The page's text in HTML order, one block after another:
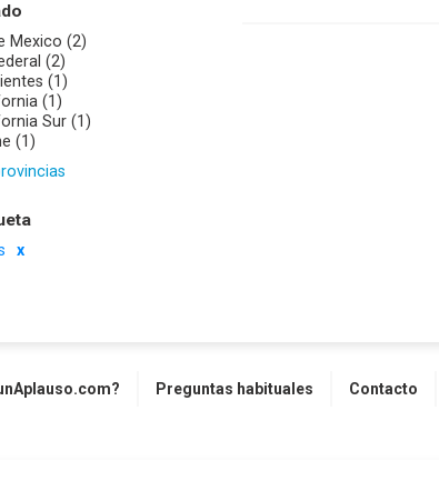
Mexico (2)
(2)
(1)
(1)
Sur (1)
(1)
Preguntas habituales Contacto